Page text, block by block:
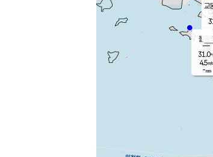
볼음
31.0
4.5m/s
-mm
교